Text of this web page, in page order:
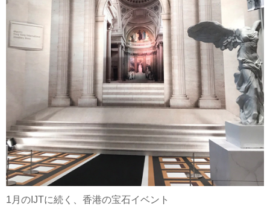
1月のIJTに続く、香港の宝石イベント